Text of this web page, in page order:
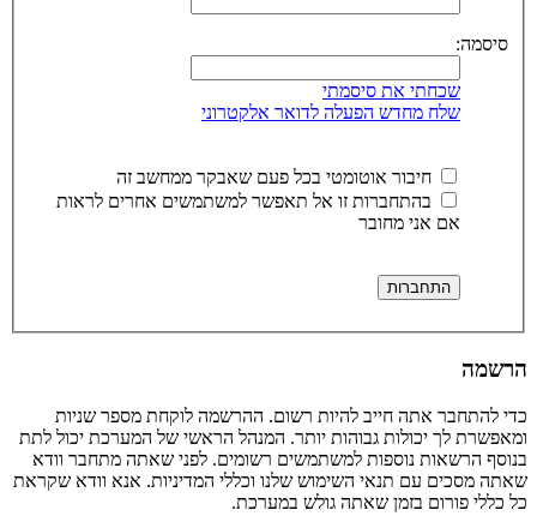
סיסמה:
שכחתי את סיסמתי
שלח מחדש הפעלה לדואר אלקטרוני
חיבור אוטומטי בכל פעם שאבקר ממחשב זה
בהתחברות זו אל תאפשר למשתמשים אחרים לראות
אם אני מחובר
הרשמה
כדי להתחבר אתה חייב להיות רשום. ההרשמה לוקחת מספר שניות
ומאפשרת לך יכולות גבוהות יותר. המנהל הראשי של המערכת יכול לתת
בנוסף הרשאות נוספות למשתמשים רשומים. לפני שאתה מתחבר וודא
שאתה מסכים עם תנאי השימוש שלנו וכללי המדיניות. אנא וודא שקראת
כל כללי פורום בזמן שאתה גולש במערכת.